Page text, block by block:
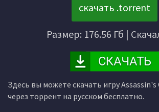
скачать .torrent
Размер: 176.56 Гб |
Здесь вы можете скачать игру Assassin's
через торрент на русском бесплатно.